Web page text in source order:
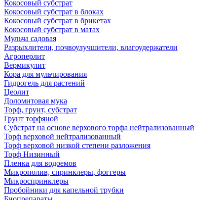
Кокосовый субстрат
Кокосовый субстрат в блоках
Кокосовый субстрат в брикетах
Кокосовый субстрат в матах
Мульча садовая
Разрыхлители, почвоулучшители, влагоудержатели
Агроперлит
Вермикулит
Кора для мульчирования
Гидрогель для растений
Цеолит
Доломитовая мука
Торф, грунт, субстрат
Грунт торфяной
Субстрат на основе верхового торфа нейтрализованный
Торф верховой нейтрализованный
Торф верховой низкой степени разложения
Торф Низинный
Пленка для водоемов
Микрополив, спринклеры, фоггеры
Микроспринклеры
Пробойники для капельной трубки